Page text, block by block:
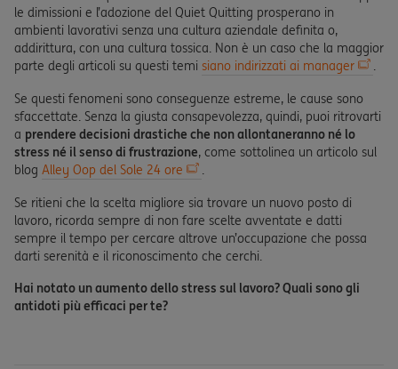
le dimissioni e l’adozione del Quiet Quitting prosperano in
ambienti lavorativi senza una cultura aziendale definita o,
addirittura, con una cultura tossica. Non è un caso che la maggior
parte degli articoli su questi temi siano indirizzati ai manager .
Se questi fenomeni sono conseguenze estreme, le cause sono
sfaccettate. Senza la giusta consapevolezza, quindi, puoi ritrovarti
a prendere decisioni drastiche che non allontaneranno né lo
stress né il senso di frustrazione, come sottolinea un articolo sul
blog Alley Oop del Sole 24 ore .
Se ritieni che la scelta migliore sia trovare un nuovo posto di
lavoro, ricorda sempre di non fare scelte avventate e datti
sempre il tempo per cercare altrove un’occupazione che possa
darti serenità e il riconoscimento che cerchi.
Hai notato un aumento dello stress sul lavoro? Quali sono gli
antidoti più efficaci per te?